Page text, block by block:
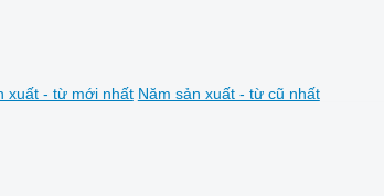
xuất - từ mới nhất Năm sản xuất - từ cũ nhất